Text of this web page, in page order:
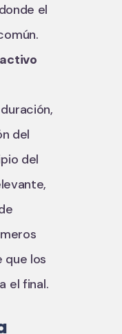
el
del
del
que los
el final.